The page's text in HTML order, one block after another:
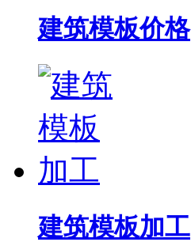
建筑模板价格
建筑模板加工